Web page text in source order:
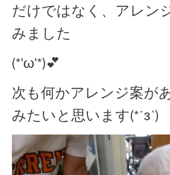
だけではなく、アレン
みました
(*'ω'*)💕
次も何かアレンジ案が
みたいと思います(*´з`)